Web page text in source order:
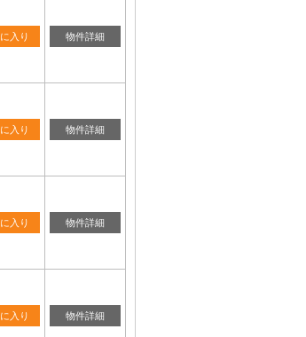
入り 物件詳細
入り 物件詳細
入り 物件詳細
入り 物件詳細